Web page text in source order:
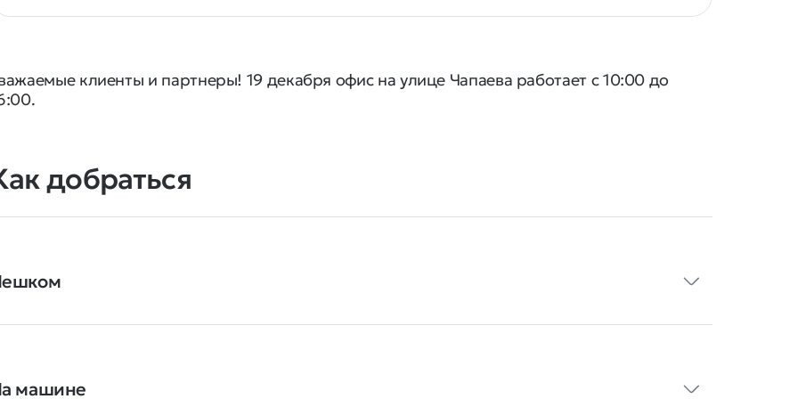
клиенты и партнеры! 19 декабря офис на улице Чапаева работает с 10:00 до
добраться
машине